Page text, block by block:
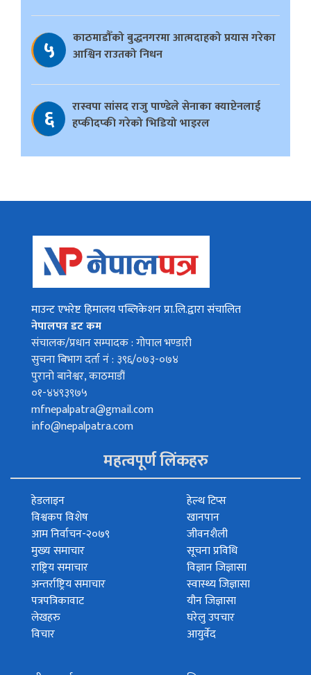
५
काठमाडौँको बुद्धनगरमा आत्मदाहको प्रयास गरेका
आश्विन राउतको निधन
६
रास्वपा सांसद राजु पाण्डेले सेनाका क्याप्टेनलाई
हप्कीदप्की गरेको भिडियो भाइरल
माउन्ट एभरेष्ट हिमालय पब्लिकेशन प्रा.लि.द्वारा संचालित
नेपालपत्र डट कम
संचालक/प्रधान सम्पादक : गोपाल भण्डारी
सुचना बिभाग दर्ता नं : ३९६/०७३-०७४
पुरानो बानेश्वर, काठमाडौं
०१-४४९३९७५
mfnepalpatra@gmail.com
info@nepalpatra.com
महत्वपूर्ण लिंकहरु
हेडलाइन
विश्वकप विशेष
आम निर्वाचन-२०७९
मुख्य समाचार
राष्ट्रिय समाचार
अन्तर्राष्ट्रिय समाचार
पत्रपत्रिकावाट
लेखहरु
विचार
हेल्थ टिप्स
खानपान
जीवनशैली
सूचना प्रविधि
विज्ञान जिज्ञासा
स्वास्थ्य जिज्ञासा
यौन जिज्ञासा
घरेलु उपचार
आयुर्वेद